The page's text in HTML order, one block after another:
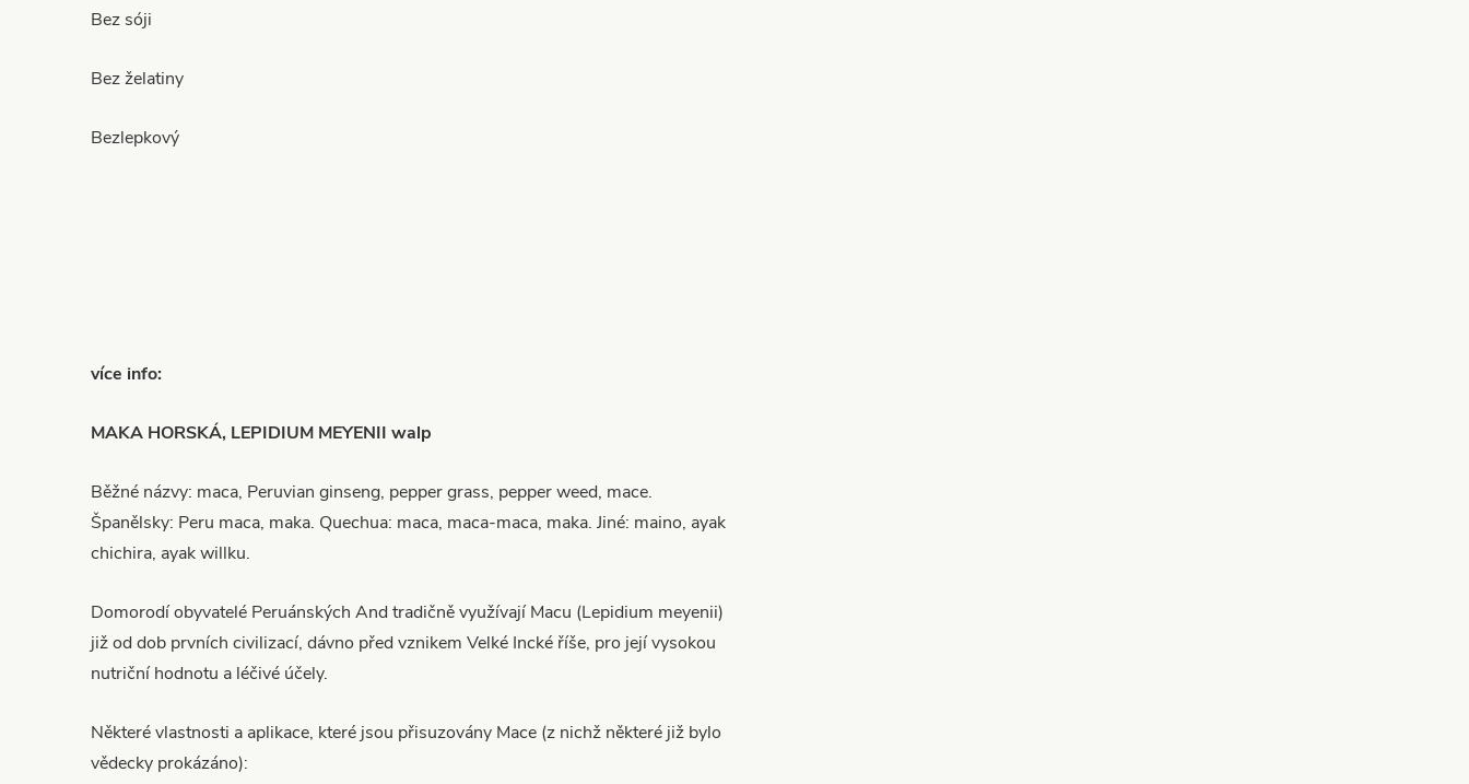
Bez sóji
Bez želatiny
Bezlepkový
více info:
MAKA HORSKÁ, LEPIDIUM MEYENII walp
Běžné názvy: maca, Peruvian ginseng, pepper grass, pepper weed, mace.
Španělsky: Peru maca, maka. Quechua: maca, maca-maca, maka. Jiné: maino, ayak
chichira, ayak willku.
Domorodí obyvatelé Peruánských And tradičně využívají Macu (Lepidium meyenii)
již od dob prvních civilizací, dávno před vznikem Velké Incké říše, pro její vysokou
nutriční hodnotu a léčivé účely.
Některé vlastnosti a aplikace, které jsou přisuzovány Mace (z nichž některé již bylo
vědecky prokázáno):